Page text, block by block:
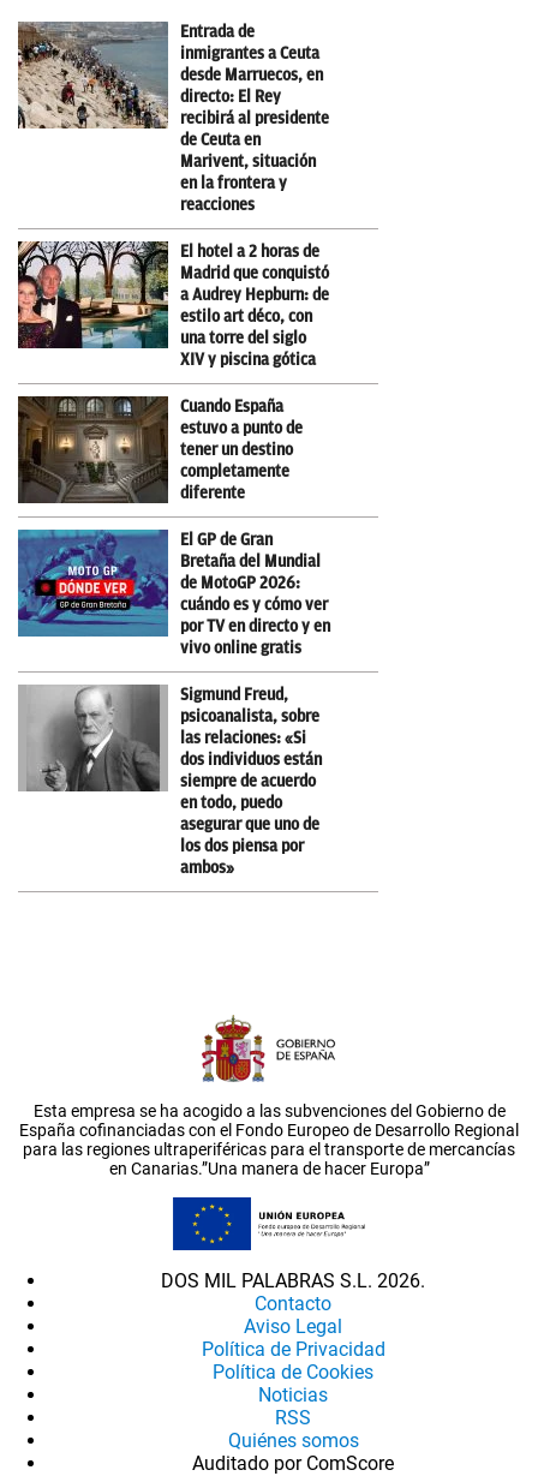
Entrada de
inmigrantes a Ceuta
desde Marruecos, en
directo: El Rey
recibirá al presidente
de Ceuta en
Marivent, situación
en la frontera y
reacciones
El hotel a 2 horas de
Madrid que conquistó
a Audrey Hepburn: de
estilo art déco, con
una torre del siglo
XIV y piscina gótica
Cuando España
estuvo a punto de
tener un destino
completamente
diferente
El GP de Gran
Bretaña del Mundial
de MotoGP 2026:
cuándo es y cómo ver
por TV en directo y en
vivo online gratis
Sigmund Freud,
psicoanalista, sobre
las relaciones: «Si
dos individuos están
siempre de acuerdo
en todo, puedo
asegurar que uno de
los dos piensa por
ambos»
Esta empresa se ha acogido a las subvenciones del Gobierno de
España cofinanciadas con el Fondo Europeo de Desarrollo Regional
para las regiones ultraperiféricas para el transporte de mercancías
en Canarias.”Una manera de hacer Europa”
DOS MIL PALABRAS S.L. 2026.
Contacto
Aviso Legal
Política de Privacidad
Política de Cookies
Noticias
RSS
Quiénes somos
Auditado por ComScore